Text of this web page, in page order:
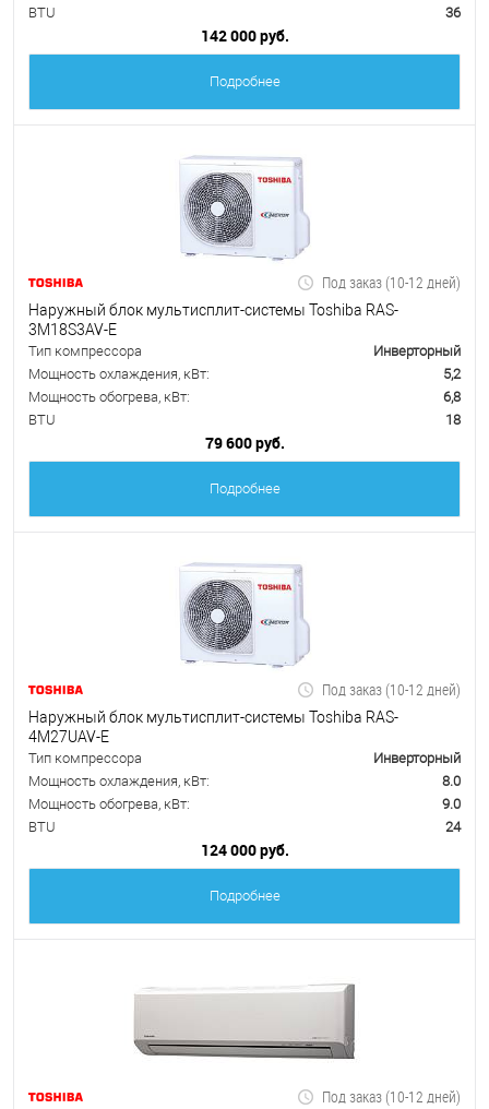
BTU 36
142 000 руб.
Подробнее
Под заказ (10-12 дней)
Наружный блок мультисплит-системы Toshiba RAS-
3M18S3AV-E
Тип компрессора
Инверторный
Мощность охлаждения, кВт:
5,2
Мощность обогрева, кВт:
6,8
BTU
18
79 600 руб.
Подробнее
Под заказ (10-12 дней)
Наружный блок мультисплит-системы Toshiba RAS-
4M27UAV-E
Тип компрессора
Инверторный
Мощность охлаждения, кВт:
8.0
Мощность обогрева, кВт:
9.0
BTU
24
124 000 руб.
Подробнее
Под заказ (10-12 дней)